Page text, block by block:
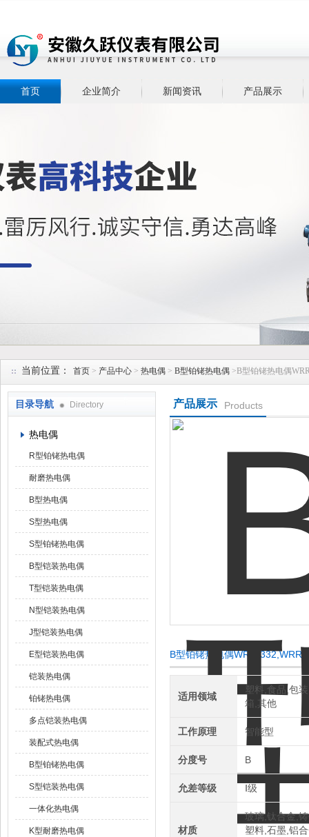
安徽久跃仪表有限公司
首页 企业简介 新闻资讯 产品展示
当前位置： 首页 > 产品中心 > 热电偶 > B型铂铑热电偶 >B型铂铑热电偶
目录导航 Directory
热电偶
R型铂铑热电偶
耐磨热电偶
B型热电偶
S型热电偶
S型铂铑热电偶
B型铠装热电偶
T型铠装热电偶
N型铠装热电偶
J型铠装热电偶
E型铠装热电偶
铠装热电偶
铂铑热电偶
多点铠装热电偶
装配式热电偶
B型铂铑热电偶
S型铠装热电偶
一体化热电偶
K型耐磨热电偶
产品展示 Products
B型铂铑热电偶WRR-
适用领域
塑料,食品,包
箱,其他
工作原理 智能型
分度号 B
允差等级 Ⅰ级
材质
玻璃,钛合金,
塑料,石墨,铝